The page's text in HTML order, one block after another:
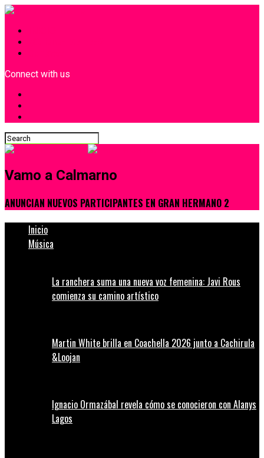
Connect with us
Vamo a Calmarno
ANUNCIAN NUEVOS PARTICIPANTES EN GRAN HERMANO 2
Inicio
Música
La ranchera suma una nueva voz femenina: Javi Rous
comienza su camino artístico
Martin White brilla en Coachella 2026 junto a Cachirula
&Loojan
Ignacio Ormazábal revela cómo se conocieron con Alanys
Lagos